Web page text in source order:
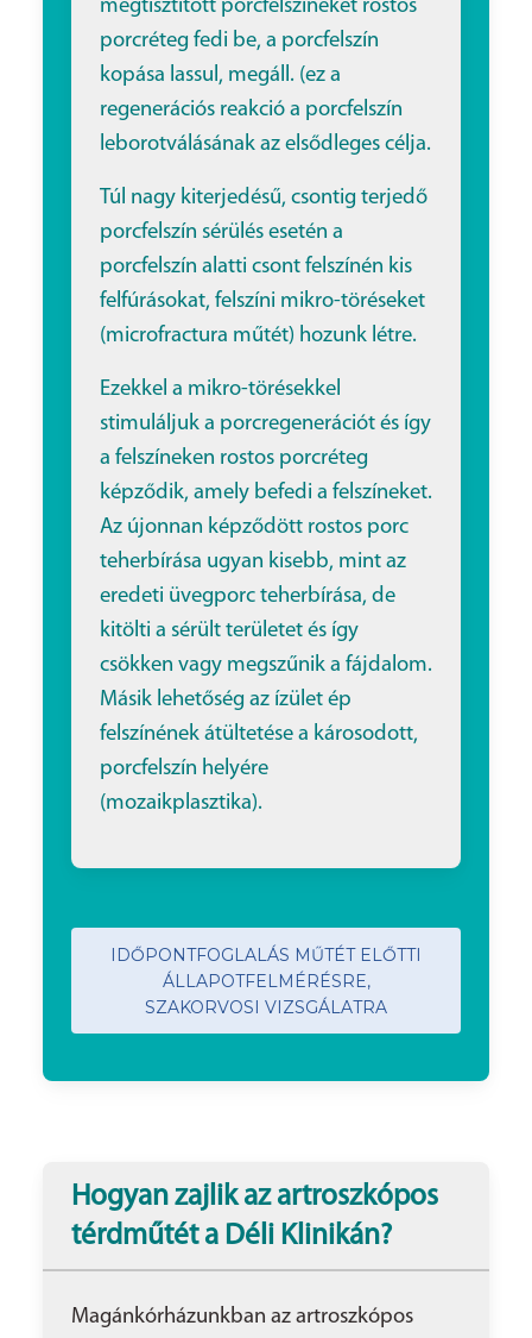
megtisztított porcfelszíneket rostos
porcréteg fedi be, a porcfelszín
kopása lassul, megáll. (ez a
regenerációs reakció a porcfelszín
leborotválásának az elsődleges célja.
Túl nagy kiterjedésű, csontig terjedő
porcfelszín sérülés esetén a
porcfelszín alatti csont felszínén kis
felfúrásokat, felszíni mikro-töréseket
(microfractura műtét) hozunk létre.
Ezekkel a mikro-törésekkel
stimuláljuk a porcregenerációt és így
a felszíneken rostos porcréteg
képződik, amely befedi a felszíneket.
Az újonnan képződött rostos porc
teherbírása ugyan kisebb, mint az
eredeti üvegporc teherbírása, de
kitölti a sérült területet és így
csökken vagy megszűnik a fájdalom.
Másik lehetőség az ízület ép
felszínének átültetése a károsodott,
porcfelszín helyére
(mozaikplasztika).
IDŐPONTFOGLALÁS MŰTÉT ELŐTTI
ÁLLAPOTFELMÉRÉSRE,
SZAKORVOSI VIZSGÁLATRA
Hogyan zajlik az artroszkópos
térdműtét a Déli Klinikán?
Magánkórházunkban az artroszkópos